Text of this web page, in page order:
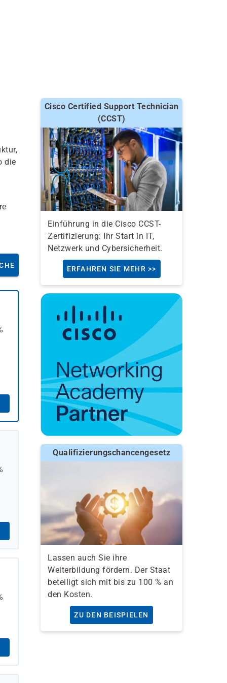
die
Cisco Certified Support Technician
(CCST)
Einführung in die Cisco CCST-
Zertifizierung: Ihr Start in IT,
Netzwerk und Cybersicherheit.
ERFAHREN SIE MEHR >>
Qualifizierungschancengesetz
Lassen auch Sie ihre
Weiterbildung fördern. Der Staat
beteiligt sich mit bis zu 100 % an
den Kosten.
ZU DEN BEISPIELEN